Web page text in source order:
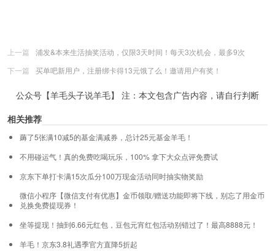
上一篇
浦发&本来生活抽奖活动，仅限3天时间！每天3次机会，最多9次
下一篇
买单吧新用户，注册绑卡得13元饿了么！邀请用户有奖！
公众号【羊毛头子说羊毛】 注：本文包含广告内容，请自行判断
相关推荐
薅了5张满10减5的基金满减券，总计25元基金羊毛！
不用碰运气！真的免费吃喝玩乐，100% 拿下大众点评免费试
京东下单打卡满15次瓜分100万现金活动同时抽实物奖励
微信小程序【微信支付有优惠】金币领取/赠送功能即将下线，别忘了用金币
兑换免费提现券！
坐等提现！抽到6.66元红包，豆包元宵红包活动别错过了！最高8888元！
羊毛！京东3.8礼遇季官方直降5折起